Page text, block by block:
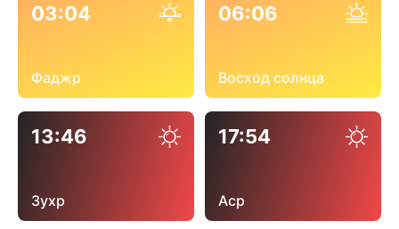
03:04
Фаджр
06:06
Восход солнца
13:46
Зухр
17:54
Аср